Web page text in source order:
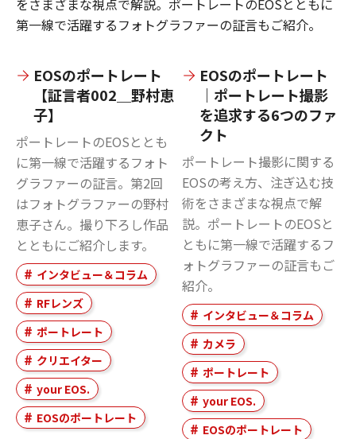
をさまざまな視点で解説。ポートレートのEOSとともに
第一線で活躍するフォトグラファーの証言もご紹介。
EOSのポートレート
【証言者002＿野村恵
子】
ポートレートのEOSととも
に第一線で活躍するフォト
グラファーの証言。第2回
はフォトグラファーの野村
恵子さん。撮り下ろし作品
とともにご紹介します。
インタビュー＆コラム
RFレンズ
ポートレート
クリエイター
your EOS.
EOSのポートレート
EOSのポートレート
｜ポートレート撮影
を追求する6つのファ
クト
ポートレート撮影に関する
EOSの考え方、注ぎ込む技
術をさまざまな視点で解
説。ポートレートのEOSと
ともに第一線で活躍するフ
ォトグラファーの証言もご
紹介。
インタビュー＆コラム
カメラ
ポートレート
your EOS.
EOSのポートレート